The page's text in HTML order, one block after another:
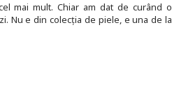
mai mult. Chiar am dat de curând o
Nu e din colecția de piele, e una de la